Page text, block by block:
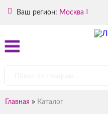
Ваш регион: Москва
Главная » Каталог